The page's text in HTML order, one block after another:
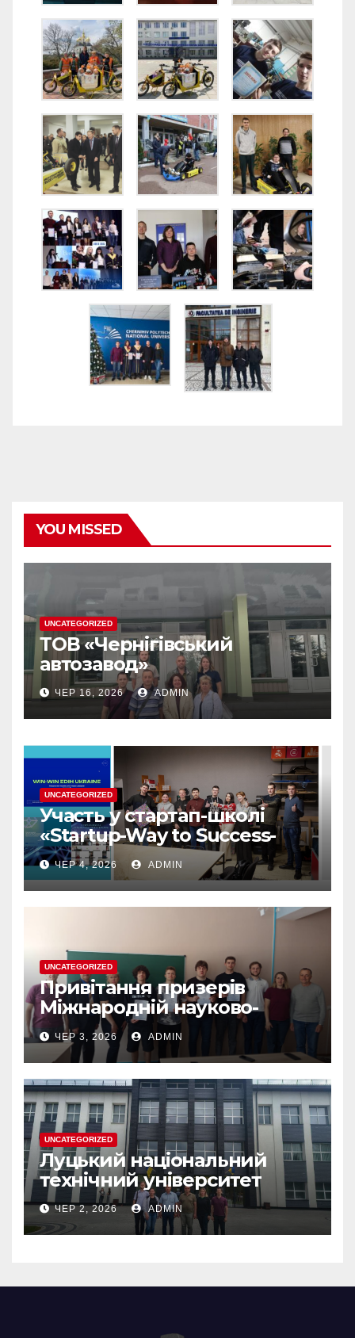
YOU MISSED
UNCATEGORIZED
ТОВ «Чернігівський
автозавод»
ЧЕР 16, 2026 ADMIN
UNCATEGORIZED
Участь у стартап-школі
«Startup-Way to Success-
2026» — цінний досвід для
розвитку власних
інноваційних ідей
ЧЕР 4, 2026 ADMIN
UNCATEGORIZED
Привітання призерів
Міжнародній науково-
практичній конференції
“ЮНІСТЬ НАУКИ”
ЧЕР 3, 2026 ADMIN
UNCATEGORIZED
Луцький національний
технічний університет
ЧЕР 2, 2026 ADMIN